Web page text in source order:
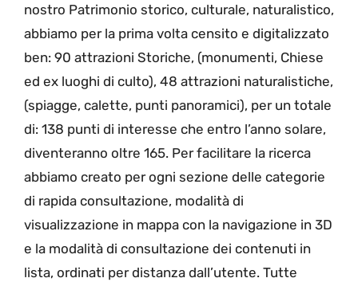
nostro Patrimonio storico, culturale, naturalistico,
abbiamo per la prima volta censito e digitalizzato
ben: 90 attrazioni Storiche, (monumenti, Chiese
ed ex luoghi di culto), 48 attrazioni naturalistiche,
(spiagge, calette, punti panoramici), per un totale
di: 138 punti di interesse che entro l’anno solare,
diventeranno oltre 165. Per facilitare la ricerca
abbiamo creato per ogni sezione delle categorie
di rapida consultazione, modalità di
visualizzazione in mappa con la navigazione in 3D
e la modalità di consultazione dei contenuti in
lista, ordinati per distanza dall’utente. Tutte